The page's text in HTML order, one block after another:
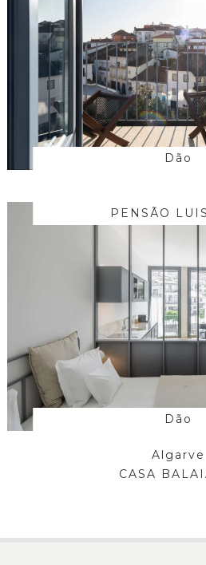
Dão
PENSÃO
Dão
CASA
Algarve